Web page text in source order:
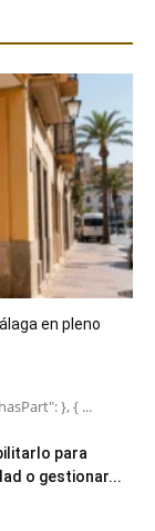
en pleno
}, { ...
para
o gestionar...